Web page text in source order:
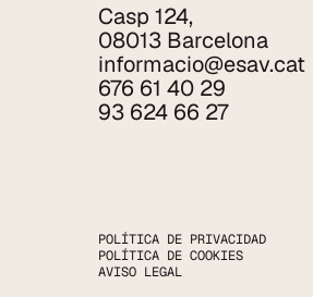
Casp 124,
08013 Barcelona
informacio@esav.cat
676 61 40 29
93 624 66 27
POLÍTICA DE PRIVACIDAD
POLÍTICA DE COOKIES
AVISO LEGAL